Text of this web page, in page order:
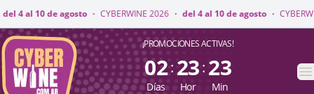
2026 · del 4 al 10 de agosto · CYBERWINE 2026 · del 4 al 10 de
CyberWine ¡PROMOCIONES ACTIVAS!
02
Días
: 23
Hor
: 23
Min